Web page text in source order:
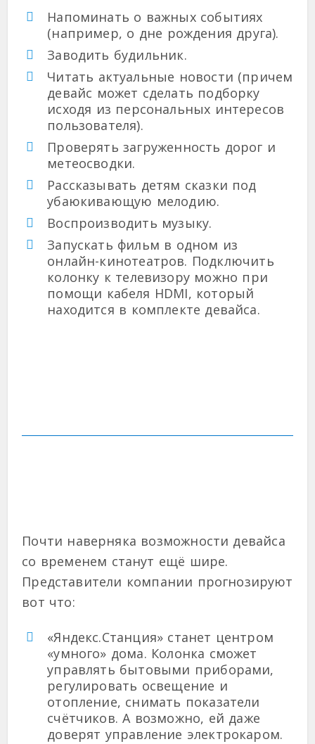
Напоминать о важных событиях
(например, о дне рождения друга).
Заводить будильник.
Читать актуальные новости (причем
девайс может сделать подборку
исходя из персональных интересов
пользователя).
Проверять загруженность дорог и
метеосводки.
Рассказывать детям сказки под
убаюкивающую мелодию.
Воспроизводить музыку.
Запускать фильм в одном из
онлайн-кинотеатров. Подключить
колонку к телевизору можно при
помощи кабеля HDMI, который
находится в комплекте девайса.
Почти наверняка возможности девайса
со временем станут ещё шире.
Представители компании прогнозируют
вот что:
«Яндекс.Станция» станет центром
«умного» дома. Колонка сможет
управлять бытовыми приборами,
регулировать освещение и
отопление, снимать показатели
счётчиков. А возможно, ей даже
доверят управление электрокаром.